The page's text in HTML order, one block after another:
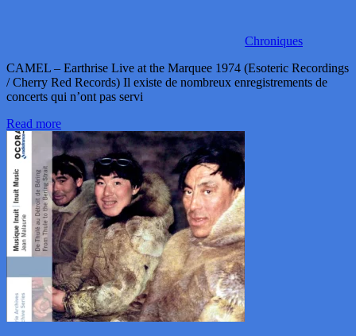
Chroniques
CAMEL – Earthrise Live at the Marquee 1974 (Esoteric Recordings
/ Cherry Red Records) Il existe de nombreux enregistrements de
concerts qui n’ont pas servi
Read more